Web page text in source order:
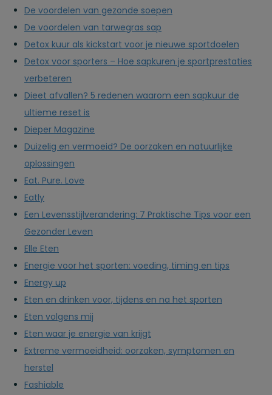
De voordelen van gezonde soepen
De voordelen van tarwegras sap
Detox kuur als kickstart voor je nieuwe sportdoelen
Detox voor sporters – Hoe sapkuren je sportprestaties
verbeteren
Dieet afvallen? 5 redenen waarom een sapkuur de
ultieme reset is
Dieper Magazine
Duizelig en vermoeid? De oorzaken en natuurlijke
oplossingen
Eat. Pure. Love
Eatly
Een Levensstijlverandering: 7 Praktische Tips voor een
Gezonder Leven
Elle Eten
Energie voor het sporten: voeding, timing en tips
Energy up
Eten en drinken voor, tijdens en na het sporten
Eten volgens mij
Eten waar je energie van krijgt
Extreme vermoeidheid: oorzaken, symptomen en
herstel
Fashiable